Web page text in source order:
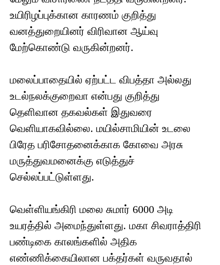
உயிரிழப்புக்கான காரணம் குறித்து
வனத்துறையினர் விரிவான ஆய்வு
மேற்கொண்டு வருகின்றனர்.
மலைப்பாதையில் ஏற்பட்ட விபத்தா அல்லது
உடல்நலக்குறைவா என்பது குறித்து
தெளிவான தகவல்கள் இதுவரை
வெளியாகவில்லை. மயில்சாமியின் உடலை
பிரேத பரிசோதனைக்காக கோவை அரசு
மருத்துவமனைக்கு எடுத்துச்
செல்லப்பட்டுள்ளது.
வெள்ளியங்கிரி மலை சுமார் 6000 அடி
உயரத்தில் அமைந்துள்ளது. மகா சிவராத்திரி
பண்டிகை காலங்களில் அதிக
எண்ணிக்கையிலான பக்தர்கள் வருவதால்